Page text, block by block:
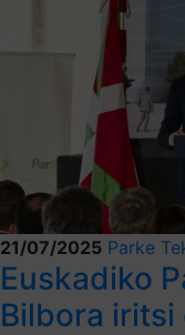
21/07/2025 Parke
Euskadiko
Bilbora iritsi